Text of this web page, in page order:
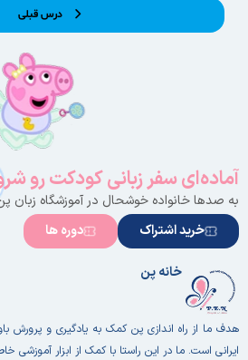
درس قبلی
آماده‌ای سفر زبانی کودکت رو
به صدها خانواده خوشحال در آموزشگاه زبان
خرید اشتراک
دوره ها
خانه پن
هدف ما از راه اندازی پن کمک به یادگیری و پرورش
ایرانی است. ما در این راستا با کمک از ابزار آموزشی